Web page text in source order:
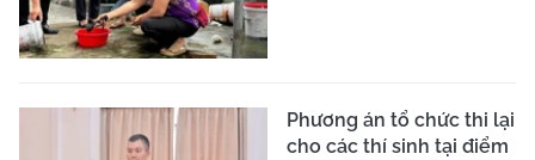
Phương án tổ chức thi lại
cho các thí sinh tại điểm